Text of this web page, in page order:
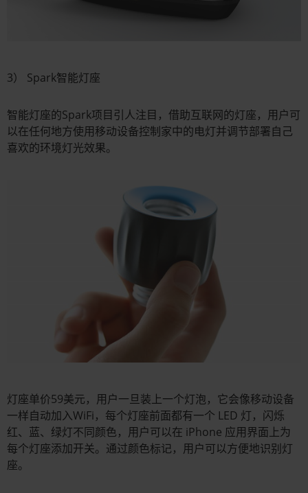
3） Spark智能灯座
智能灯座的Spark项目引人注目，借助互联网的灯座，用户可
以在任何地方使用移动设备控制家中的电灯并调节部署自己
喜欢的环境灯光效果。
灯座单价59美元，用户一旦装上一个灯泡，它会像移动设备
一样自动加入WiFi，每个灯座前面都有一个 LED 灯，闪烁
红、蓝、绿灯不同颜色，用户可以在 iPhone 应用界面上为
每个灯座添加开关。通过颜色标记，用户可以方便地识别灯
座。